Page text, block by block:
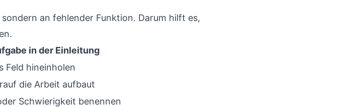
an fehlender Funktion. Darum hilft es,
in der Einleitung
Feld hineinholen
die Arbeit aufbaut
Schwierigkeit benennen